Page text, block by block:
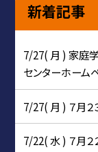
新着記事
7/27( 月 ) 家庭
センターホーム
7/27( 月 ) ７月
7/22( 水 ) ７月